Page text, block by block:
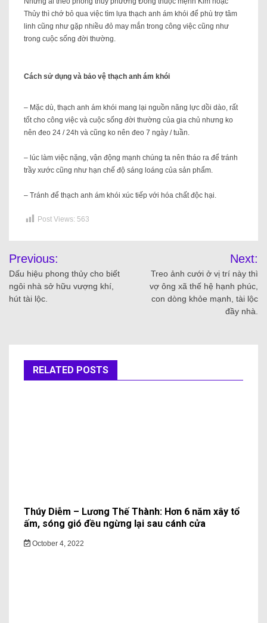
Thủy thì chớ bỏ qua việc tìm lựa thạch anh ám khói để phù trợ tâm
linh cũng như gặp nhiều đỏ may mắn trong công việc cũng như
trong cuộc sống đời thường.
Cách sử dụng và bảo vệ thạch anh ám khói
– Mặc dù, thạch anh ám khói mang lại nguồn năng lực dồi dào, rất
tốt cho công việc và cuộc sống đời thường của gia chủ nhưng ko
nên đeo 24 / 24h và cũng ko nên đeo 7 ngày / tuần.
– lúc làm việc nặng, vận động mạnh chúng ta nên tháo ra để tránh
trầy xước cũng như hạn chế độ sáng loáng của sản phẩm.
– Tránh để thạch anh ám khói xúc tiếp với hóa chất độc hại.
Post Views: 563
Previous:
Dấu hiệu phong thủy cho biết
ngôi nhà sở hữu vượng khí,
hút tài lộc.
Next:
Treo ảnh cưới ở vị trí này thì
vợ ông xã thế hệ hạnh phúc,
con dòng khỏe mạnh, tài lộc
đầy nhà.
RELATED POSTS
Thúy Diễm – Lương Thế Thành: Hơn 6 năm xây tổ
ấm, sóng gió đều ngừng lại sau cánh cửa
October 4, 2022